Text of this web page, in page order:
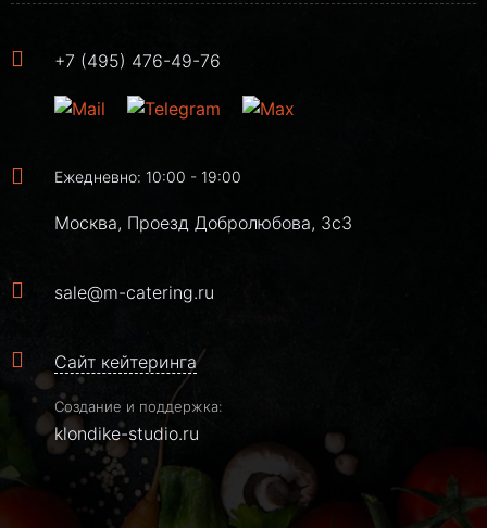
+7 (495) 476-49-76
Ежедневно: 10:00 - 19:00
Москва, Проезд Добролюбова, 3с3
sale@m-catering.ru
Сайт кейтеринга
Создание и поддержка:
klondike-studio.ru